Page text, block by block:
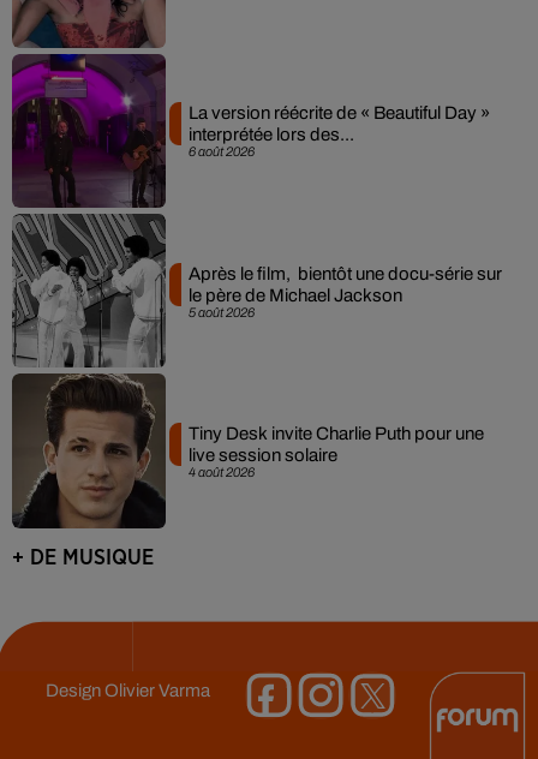
6 août 2026
La version réécrite de « Beautiful Day »
interprétée lors des...
5 août 2026
Après le film, bientôt une docu-série sur
le père de Michael Jackson
4 août 2026
Tiny Desk invite Charlie Puth pour une
live session solaire
+ DE MUSIQUE
DesignOlivier Varma